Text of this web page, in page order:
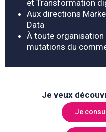
et Transformation
Aux directions
Data
À toute organisation
mutations du
Je veux
Je